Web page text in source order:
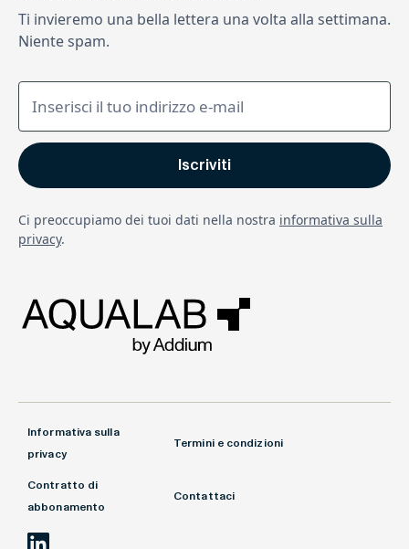
Ti invieremo una bella lettera una volta alla settimana.
Niente spam.
Ci preoccupiamo dei tuoi dati nella nostra informativa sulla
privacy.
Informativa sulla
privacy
Termini e condizioni
Contratto di
abbonamento
Contattaci